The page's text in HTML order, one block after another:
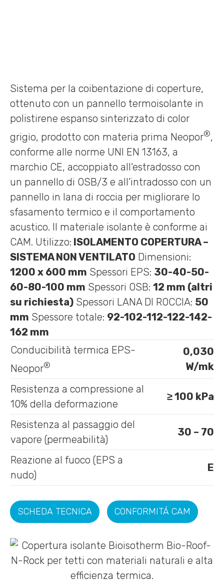
Sistema per la coibentazione di coperture,
ottenuto con un pannello termoisolante in
polistirene espanso sinterizzato di color
grigio, prodotto con materia prima Neopor®,
conforme alle norme UNI EN 13163, a
marchio CE, accoppiato all’estradosso con
un pannello di OSB/3 e all’intradosso con un
pannello in lana di roccia per migliorare lo
sfasamento termico e il comportamento
acustico. Il materiale isolante è conforme ai
CAM. Utilizzo: ISOLAMENTO COPERTURA –
SISTEMA NON VENTILATO Dimensioni:
1200 x 600 mm Spessori EPS: 30-40-50-
60-80-100 mm Spessori OSB: 12 mm (altri
su richiesta) Spessori LANA DI ROCCIA: 50
mm Spessore totale: 92-102-112-122-142-
162 mm
Conducibilità termica EPS-
Neopor®
0,030
W/mk
Resistenza a compressione al
10% della deformazione
≥ 100 kPa
Resistenza al passaggio del
vapore (permeabilità)
30 – 70
Reazione al fuoco (EPS a
nudo)
E
SCHEDA TECNICA CONFORMITÁ CAM